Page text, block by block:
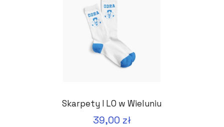
Skarpety I LO w Wieluniu
39,00 zł